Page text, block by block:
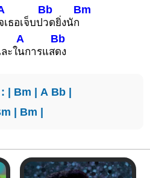
เธอเจ็บป
Bb
วดยิ่งนัก
Bm
ะใ
A
นการแส
Bb
ดง
| Bm | A Bb|
| Bm |